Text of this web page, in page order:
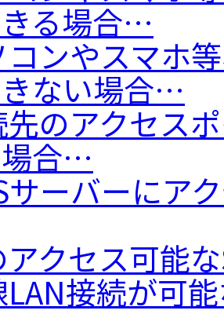
る場合…
ンやスマホ
ない場合…
のアクセス
合…
サーバーにア
クセス可能
LAN接続が可